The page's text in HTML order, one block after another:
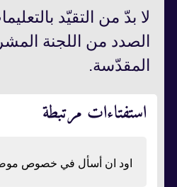
لا بدّ من التقيّد
الصدد من اللجنة
المقدّسة.
استفتاءات مرتبطة
اود ان أسأل في خصوص